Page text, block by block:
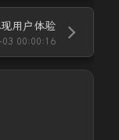
用户体验
03 00:00:16